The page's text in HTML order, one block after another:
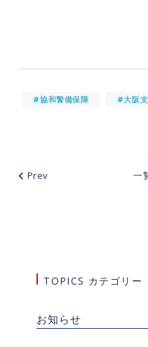
TOPICS カテゴリー
お知らせ
#協和警備保障 #大阪
Prev 一